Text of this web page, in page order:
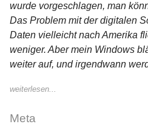
wurde vorgeschlagen, man
Das Problem mit der digitalen
Daten vielleicht nach Amerika
weniger. Aber mein Windows
weiter auf, und irgendwann
weiterlesen...
Meta